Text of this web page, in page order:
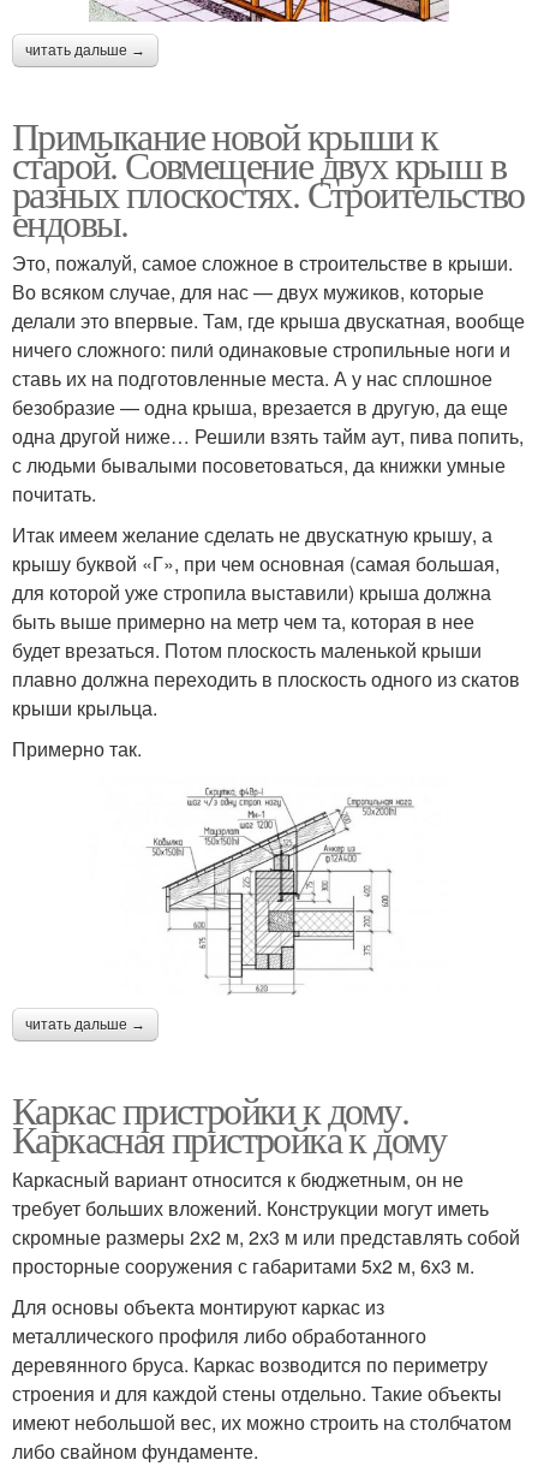
читать дальше →
Примыкание новой крыши к
старой. Совмещение двух крыш в
разных плоскостях. Строительство
ендовы.
Это, пожалуй, самое сложное в строительстве в крыши.
Во всяком случае, для нас — двух мужиков, которые
делали это впервые. Там, где крыша двускатная, вообще
ничего сложного: пили́ одинаковые стропильные ноги и
ставь их на подготовленные места. А у нас сплошное
безобразие — одна крыша, врезается в другую, да еще
одна другой ниже… Решили взять тайм аут, пива попить,
с людьми бывалыми посоветоваться, да книжки умные
почитать.
Итак имеем желание сделать не двускатную крышу, а
крышу буквой «Г», при чем основная (самая большая,
для которой уже стропила выставили) крыша должна
быть выше примерно на метр чем та, которая в нее
будет врезаться. Потом плоскость маленькой крыши
плавно должна переходить в плоскость одного из скатов
крыши крыльца.
Примерно так.
читать дальше →
Каркас пристройки к дому.
Каркасная пристройка к дому
Каркасный вариант относится к бюджетным, он не
требует больших вложений. Конструкции могут иметь
скромные размеры 2х2 м, 2х3 м или представлять собой
просторные сооружения с габаритами 5х2 м, 6х3 м.
Для основы объекта монтируют каркас из
металлического профиля либо обработанного
деревянного бруса. Каркас возводится по периметру
строения и для каждой стены отдельно. Такие объекты
имеют небольшой вес, их можно строить на столбчатом
либо свайном фундаменте.